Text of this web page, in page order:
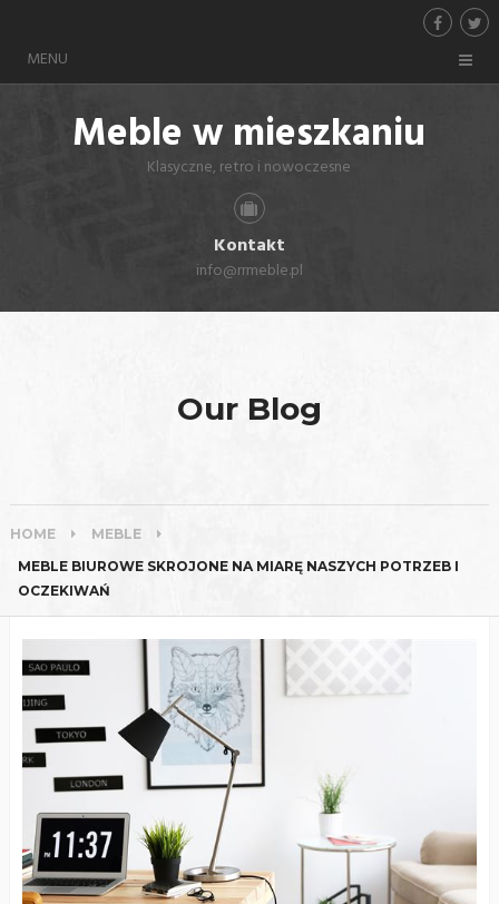
MENU
Meble w mieszkaniu
Klasyczne, retro i nowoczesne
Kontakt
info@rrmeble.pl
Our Blog
HOME
MEBLE
MEBLE BIUROWE SKROJONE NA MIARĘ NASZYCH POTRZEB I
OCZEKIWAŃ